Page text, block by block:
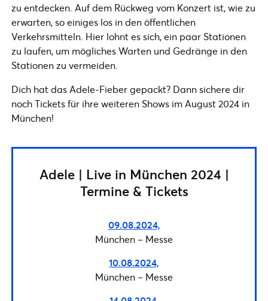
zu entdecken. Auf dem Rückweg vom Konzert ist, wie zu
erwarten, so einiges los in den öffentlichen
Verkehrsmitteln. Hier lohnt es sich, ein paar Stationen
zu laufen, um mögliches Warten und Gedränge in den
Stationen zu vermeiden.
Dich hat das Adele-Fieber gepackt? Dann sichere dir
noch Tickets für ihre weiteren Shows im August 2024 in
München!
Adele | Live in München 2024 |
Termine & Tickets
09.08.2024,
München – Messe
10.08.2024,
München – Messe